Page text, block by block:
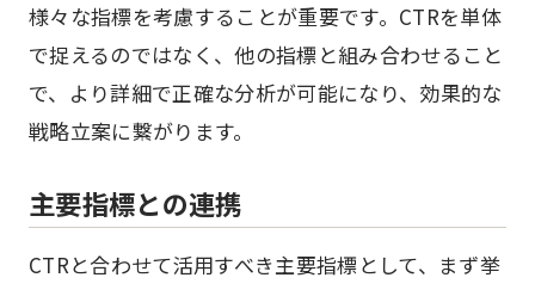
様々な指標を考慮することが重要です。CTRを単体
で捉えるのではなく、他の指標と組み合わせること
で、より詳細で正確な分析が可能になり、効果的な
戦略立案に繋がります。
主要指標との連携
CTRと合わせて活用すべき主要指標として、まず挙